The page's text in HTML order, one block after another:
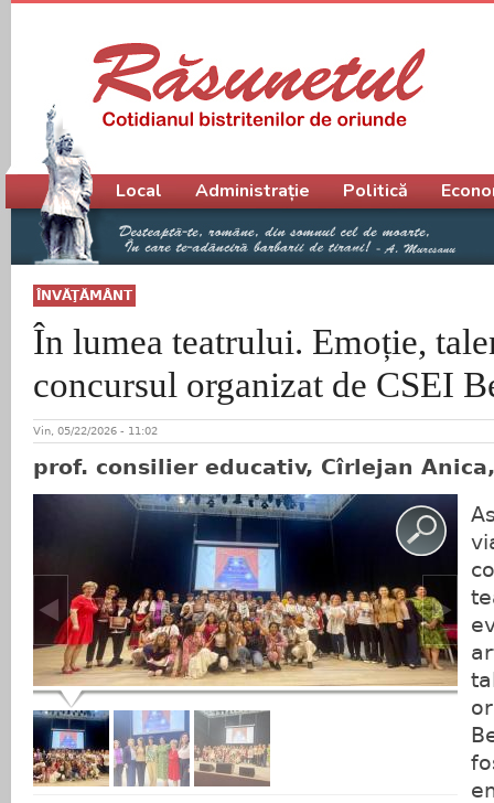
ÎNVĂŢĂMÂNT
În lumea teatrului. Emoție,
concursul organizat de CSEI
Vin, 05/22/2026 - 11:02
prof. consilier educativ, Cîrlejan Anica,
Meniu principal
Local Administrație Politică